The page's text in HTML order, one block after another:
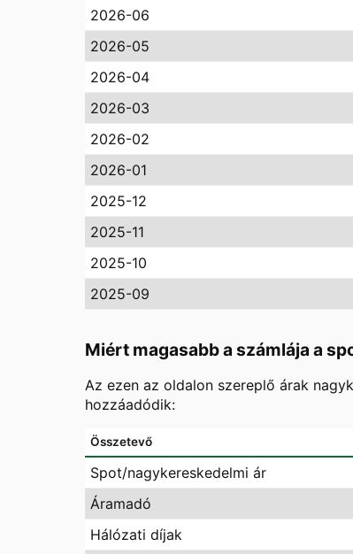
2026-06
2026-05
2026-04
2026-03
2026-02
2026-01
2025-12
2025-11
2025-10
2025-09
Miért magasabb a számlája a
Az ezen az oldalon szereplő árak
hozzáadódik:
Összetevő
Spot/nagykereskedelmi ár
Áramadó
Hálózati díjak